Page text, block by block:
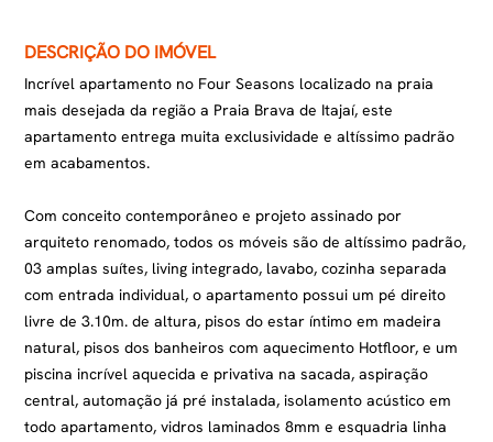
DESCRIÇÃO DO IMÓVEL
Incrível apartamento no Four Seasons localizado na praia
mais desejada da região a Praia Brava de Itajaí, este
apartamento entrega muita exclusividade e altíssimo padrão
em acabamentos.
Com conceito contemporâneo e projeto assinado por
arquiteto renomado, todos os móveis são de altíssimo padrão,
03 amplas suítes, living integrado, lavabo, cozinha separada
com entrada individual, o apartamento possui um pé direito
livre de 3.10m. de altura, pisos do estar íntimo em madeira
natural, pisos dos banheiros com aquecimento Hotfloor, e um
piscina incrível aquecida e privativa na sacada, aspiração
central, automação já pré instalada, isolamento acústico em
todo apartamento, vidros laminados 8mm e esquadria linha